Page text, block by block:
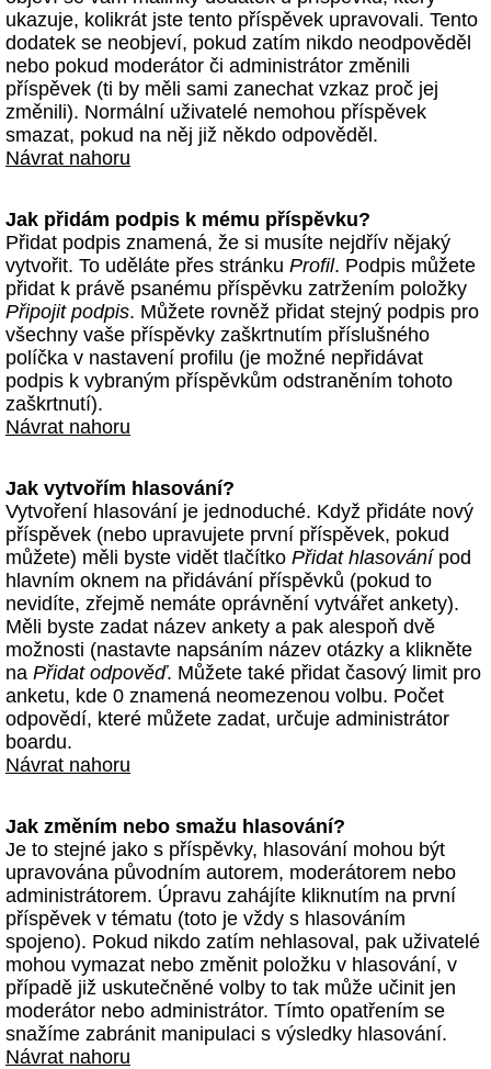
ukazuje, kolikrát jste tento příspěvek upravovali. Tento
dodatek se neobjeví, pokud zatím nikdo neodpověděl
nebo pokud moderátor či administrátor změnili
příspěvek (ti by měli sami zanechat vzkaz proč jej
změnili). Normální uživatelé nemohou příspěvek
smazat, pokud na něj již někdo odpověděl.
Návrat nahoru
Jak přidám podpis k mému příspěvku?
Přidat podpis znamená, že si musíte nejdřív nějaký
vytvořit. To uděláte přes stránku Profil. Podpis můžete
přidat k právě psanému příspěvku zatržením položky
Připojit podpis. Můžete rovněž přidat stejný podpis pro
všechny vaše příspěvky zaškrtnutím příslušného
políčka v nastavení profilu (je možné nepřidávat
podpis k vybraným příspěvkům odstraněním tohoto
zaškrtnutí).
Návrat nahoru
Jak vytvořím hlasování?
Vytvoření hlasování je jednoduché. Když přidáte nový
příspěvek (nebo upravujete první příspěvek, pokud
můžete) měli byste vidět tlačítko Přidat hlasovánípod
hlavním oknem na přidávání příspěvků (pokud to
nevidíte, zřejmě nemáte oprávnění vytvářet ankety).
Měli byste zadat název ankety a pak alespoň dvě
možnosti (nastavte napsáním název otázky a klikněte
na Přidat odpověď. Můžete také přidat časový limit pro
anketu, kde 0 znamená neomezenou volbu. Počet
odpovědí, které můžete zadat, určuje administrátor
boardu.
Návrat nahoru
Jak změním nebo smažu hlasování?
Je to stejné jako s příspěvky, hlasování mohou být
upravována původním autorem, moderátorem nebo
administrátorem. Úpravu zahájíte kliknutím na první
příspěvek v tématu (toto je vždy s hlasováním
spojeno). Pokud nikdo zatím nehlasoval, pak uživatelé
mohou vymazat nebo změnit položku v hlasování, v
případě již uskutečněné volby to tak může učinit jen
moderátor nebo administrátor. Tímto opatřením se
snažíme zabránit manipulaci s výsledky hlasování.
Návrat nahoru